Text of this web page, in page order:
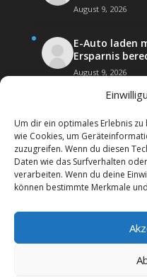
Um dir ein optimales Erlebnis
wie Cookies, um
zuzugreifen. Wenn du diesen
Daten wie das Surfverhalten
verarbeiten. Wenn du deine
können bestimmte Merkmale
August 9, 2026
E-Auto laden
Ersparnis
August 9, 2026
Kontakt
Copyright 2026 |
Rechte vorbehalten